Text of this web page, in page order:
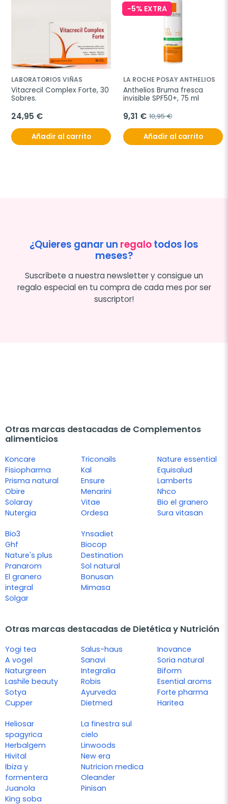
LABORATORIOS VIÑAS
Vitacrecil Complex Forte, 30
Sobres.
24,95 €
Añadir al carrito
-5% EXTRA
LA ROCHE POSAY ANTHELIOS
Anthelios Bruma fresca
invisible SPF50+, 75 ml
9,31 € 10,95 €
Añadir al carrito
¿Quieres ganar un regalotodos los
meses?
Suscríbete a nuestra newsletter y consigue un
regalo especial en tu compra de cada mes por ser
suscriptor!
Otras marcas destacadas de Complementos
alimenticios
Koncare
Fisiopharma
Prisma natural
Obire
Solaray
Nutergia
Triconails
Kal
Ensure
Menarini
Vitae
Ordesa
Nature essential
Equisalud
Lamberts
Nhco
Bio el granero
Sura vitasan
Bio3
Ghf
Nature's plus
Pranarom
El granero
integral
Solgar
Ynsadiet
Biocop
Destination
Sol natural
Bonusan
Mimasa
Otras marcas destacadas de Dietética y Nutrición
Yogi tea
A vogel
Naturgreen
Lashile beauty
Sotya
Cupper
Salus-haus
Sanavi
Integralia
Robis
Ayurveda
Dietmed
Inovance
Soria natural
Biform
Esential aroms
Forte pharma
Haritea
Heliosar
spagyrica
Herbalgem
Hivital
Ibiza y
formentera
Juanola
King soba
La finestra sul
cielo
Linwoods
New era
Nutricion medica
Oleander
Pinisan